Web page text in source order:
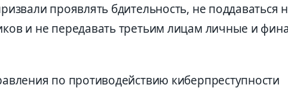
проявлять бдительность, не поддаваться
и не передавать третьим лицам личные и
по противодействию киберпреступности